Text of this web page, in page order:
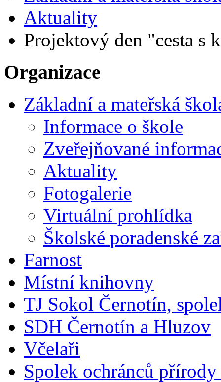
Aktuality
Projektový den "cesta s
Organizace
Základní a mateřská
Informace o škole
Zveřejňované
Aktuality
Fotogalerie
Virtuální prohlídka
Školské poradenské
Farnost
Místní knihovny
TJ Sokol Černotín,
SDH Černotín a Hluzov
Včelaři
Spolek ochránců